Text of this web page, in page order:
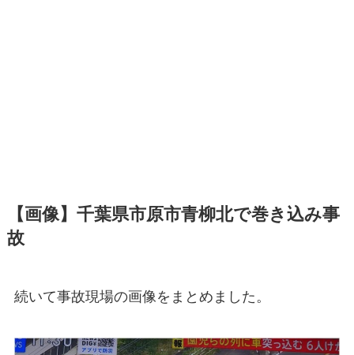
【画像】千葉県市原市青柳北で巻き込み事
故
続いて事故現場の画像をまとめました。